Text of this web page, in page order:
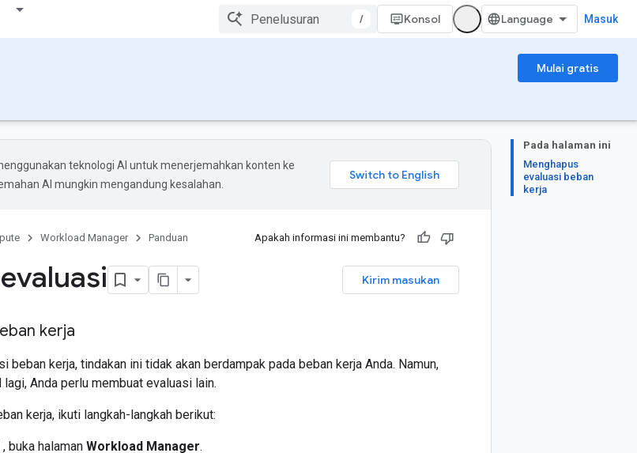
/ Konsol Masuk
Mulai gratis
Pada halaman ini
Menghapus
evaluasi beban
kerja
teknologi AI untuk menerjemahkan konten ke
AI mungkin mengandung kesalahan.
Workload Manager Panduan Apakah informasi ini membantu?
Kirim masukan
kerja
beban kerja, tindakan ini tidak akan berdampak pada beban kerja Anda. Namun,
Anda perlu membuat evaluasi lain.
kerja, ikuti langkah-langkah berikut:
buka halaman Workload Manager.